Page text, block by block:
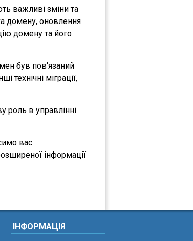
важливі зміни та
домену, оновлення
домену та його
був пов'язаний
технічні міграції,
роль в управлінні
вас
інформації
ІНФОРМАЦІЯ